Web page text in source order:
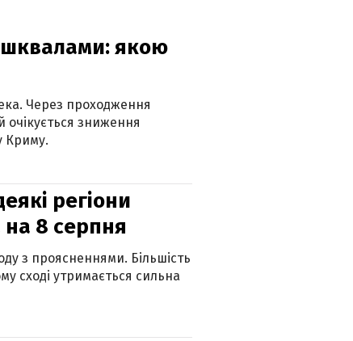
шквалами: якою
Через проходження
очікується зниження
Криму.
регіони
на 8 серпня
з проясненнями. Більшість
сході утримається сильна